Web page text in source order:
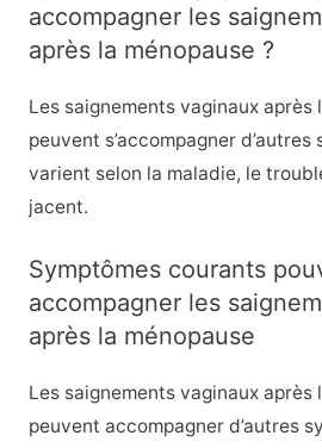
accompagner les
après la ménopause ?
Les saignements vaginaux après
peuvent s’accompagner d’autres
varient selon la maladie, le
jacent.
Symptômes courants
accompagner les
après la ménopause
Les saignements vaginaux après
peuvent accompagner d’autres